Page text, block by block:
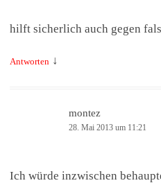
hilft sicherlich auch gegen
Antworten ↓
montez
28. Mai 2013 um 11:21
Ich würde inzwischen